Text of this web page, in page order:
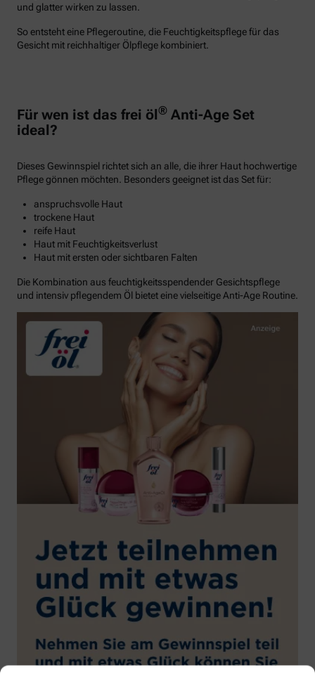
und glatter wirken zu lassen.
So entsteht eine Pflegeroutine, die Feuchtigkeitspflege für das
Gesicht mit reichhaltiger Ölpflege kombiniert.
Für wen ist das frei öl® Anti-Age Set
ideal?
Dieses Gewinnspiel richtet sich an alle, die ihrer Haut hochwertige
Pflege gönnen möchten. Besonders geeignet ist das Set für:
anspruchsvolle Haut
trockene Haut
reife Haut
Haut mit Feuchtigkeitsverlust
Haut mit ersten oder sichtbaren Falten
Die Kombination aus feuchtigkeitsspendender Gesichtspflege
und intensiv pflegendem Öl bietet eine vielseitige Anti-Age Routine.